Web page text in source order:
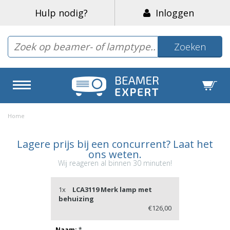
Hulp nodig? Inloggen
Zoeken
Home
Lagere prijs bij een concurrent? Laat het
ons weten.
Wij reageren al binnen 30 minuten!
1x
LCA3119 Merk lamp met
behuizing
€126,00